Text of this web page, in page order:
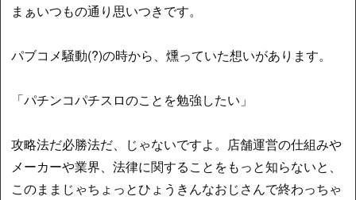
まぁいつもの通り思いつきです。
パブコメ騒動(?)の時から、燻っていた想いがあります。
「パチンコパチスロのことを勉強したい」
攻略法だ必勝法だ、じゃないですよ。店舗運営の仕組みや
メーカーや業界、法律に関することをもっと知らないと、
このままじゃちょっとひょうきんなおじさんで終わっちゃ